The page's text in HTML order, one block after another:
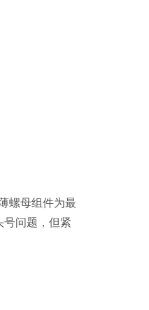
螺母组件为最
号问题，但紧